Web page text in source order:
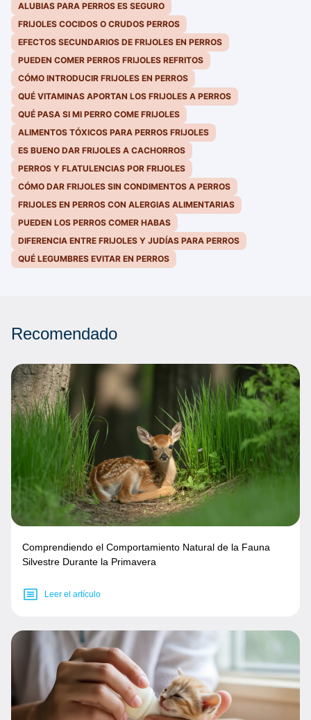
ALUBIAS PARA PERROS ES SEGURO
FRIJOLES COCIDOS O CRUDOS PERROS
EFECTOS SECUNDARIOS DE FRIJOLES EN PERROS
PUEDEN COMER PERROS FRIJOLES REFRITOS
CÓMO INTRODUCIR FRIJOLES EN PERROS
QUÉ VITAMINAS APORTAN LOS FRIJOLES A PERROS
QUÉ PASA SI MI PERRO COME FRIJOLES
ALIMENTOS TÓXICOS PARA PERROS FRIJOLES
ES BUENO DAR FRIJOLES A CACHORROS
PERROS Y FLATULENCIAS POR FRIJOLES
CÓMO DAR FRIJOLES SIN CONDIMENTOS A PERROS
FRIJOLES EN PERROS CON ALERGIAS ALIMENTARIAS
PUEDEN LOS PERROS COMER HABAS
DIFERENCIA ENTRE FRIJOLES Y JUDÍAS PARA PERROS
QUÉ LEGUMBRES EVITAR EN PERROS
Recomendado
Comprendiendo el Comportamiento Natural de la Fauna
Silvestre Durante la Primavera
Leer el artículo